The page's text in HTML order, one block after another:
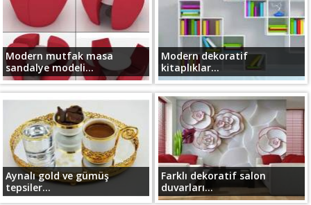
Modern mutfak masa
sandalye modeli...
Modern dekoratif
kitaplıklar...
Aynalı gold ve gümüş
tepsiler...
Farklı dekoratif salon
duvarları...